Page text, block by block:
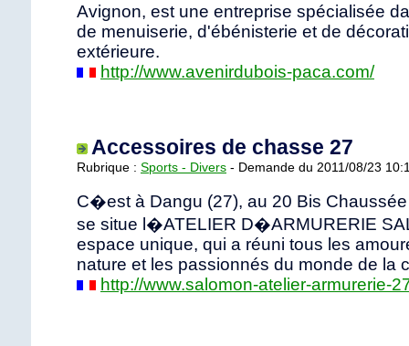
Avignon, est une entreprise spécialisée
de menuiserie, d'ébénisterie et de
extérieure.
http://www.avenirdubois-paca.com/
Accessoires de chasse 27
Rubrique : Sports - Divers - Demande du 2011/08/23
C�est à Dangu (27), au 20 Bis
se situe l�ATELIER D�ARMURERIE
espace unique, qui a réuni tous les
nature et les passionnés du monde de la
http://www.salomon-atelier-armurerie-